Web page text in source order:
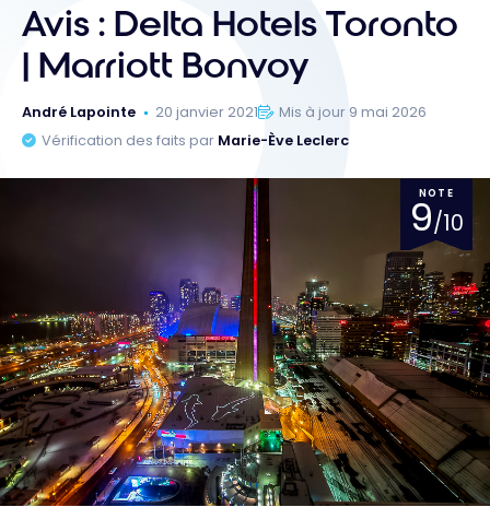
Avis : Delta Hotels Toronto
| Marriott Bonvoy
André Lapointe 20 janvier 2021
Mis à jour 9 mai 2026
Vérification des faits par Marie-Ève Leclerc
NOTE
9/10